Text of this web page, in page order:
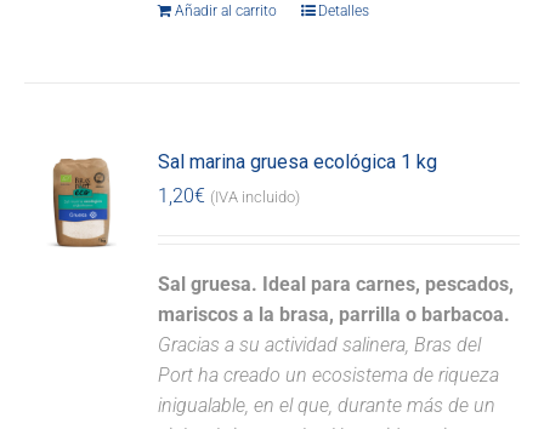
Añadir al carrito Detalles
Sal marina gruesa ecológica 1 kg
1,20€ (IVA incluido)
Sal gruesa. Ideal para carnes, pescados,
mariscos a la brasa, parrilla o barbacoa.
Gracias a su actividad salinera, Bras del
Port ha creado un ecosistema de riqueza
inigualable, en el que, durante más de un